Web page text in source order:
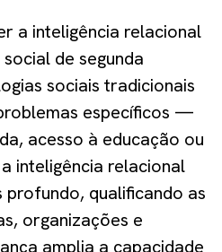
a inteligência relacional
de segunda
sociais tradicionais
específicos —
acesso à educação ou
inteligência relacional
profundo, qualificando as
organizações e
amplia a capacidade